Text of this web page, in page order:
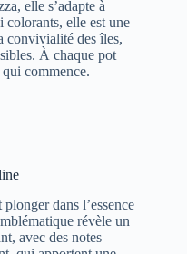
elle s’adapte à
colorants, elle est une
convivialité des îles,
À chaque pot
commence.
dans l’essence
révèle un
avec des notes